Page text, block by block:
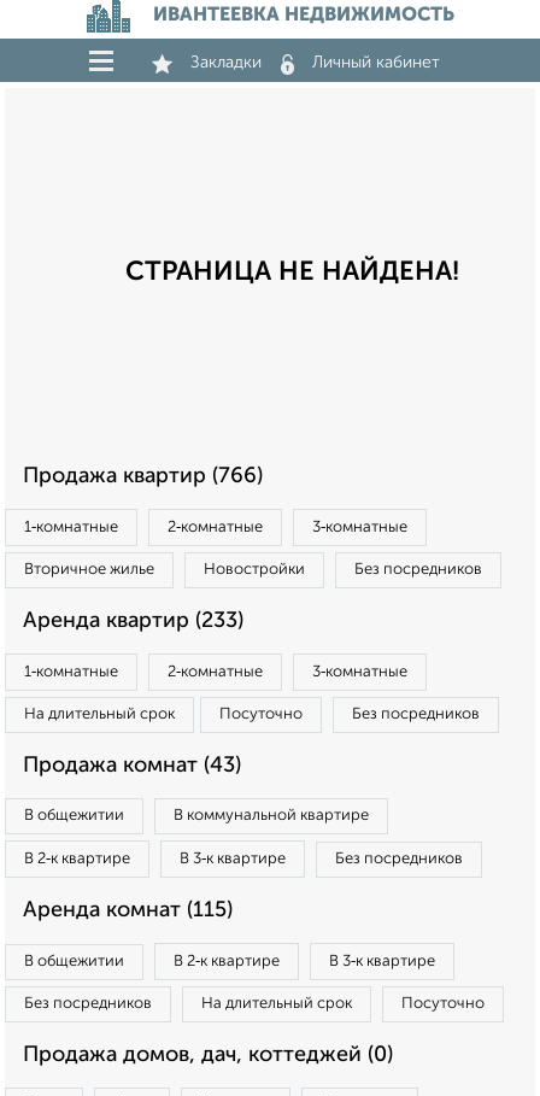
ИВАНТЕЕВКА НЕДВИЖИМОСТЬ
Закладки Личный кабинет
СТРАНИЦА НЕ НАЙДЕНА!
Продажа квартир (766)
1‑комнатные 2‑комнатные 3‑комнатные
Вторичное жилье Новостройки Без посредников
Аренда квартир (233)
1‑комнатные 2‑комнатные 3‑комнатные
На длительный срок Посуточно Без посредников
Продажа комнат (43)
В общежитии В коммунальной квартире
В 2‑к квартире В 3‑к квартире Без посредников
Аренда комнат (115)
В общежитии В 2‑к квартире В 3‑к квартире
Без посредников На длительный срок Посуточно
Продажа домов, дач, коттеджей (0)